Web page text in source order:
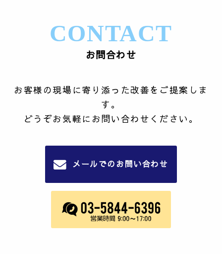
CONTACT
お問合わせ
お客様の現場に寄り添った改善をご提案しま
す。
どうぞお気軽にお問い合わせください。
メールでのお問い合わせ